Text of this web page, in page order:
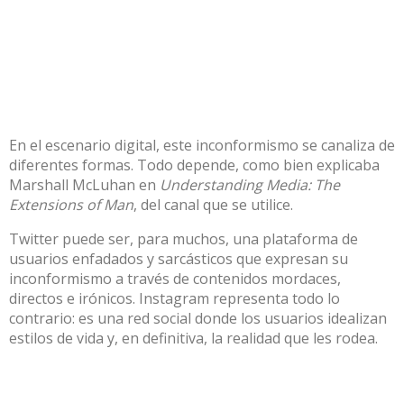
En el escenario digital, este inconformismo se canaliza de
diferentes formas. Todo depende, como bien explicaba
Marshall McLuhan en Understanding Media: The
Extensions of Man, del canal que se utilice.
Twitter puede ser, para muchos, una plataforma de
usuarios enfadados y sarcásticos que expresan su
inconformismo a través de contenidos mordaces,
directos e irónicos. Instagram representa todo lo
contrario: es una red social donde los usuarios idealizan
estilos de vida y, en definitiva, la realidad que les rodea.